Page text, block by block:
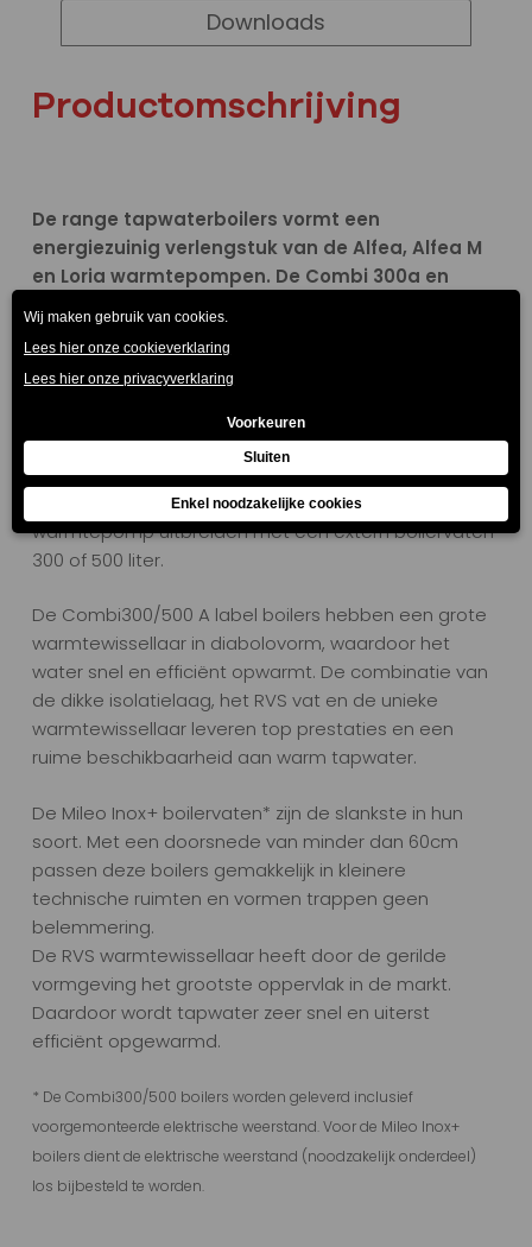
Downloads
Productomschrijving
De range tapwaterboilers vormt een
energiezuinig verlengstuk van de Alfea, Alfea M
en Loria warmtepompen. De Combi 300a en
buitenmaten een sterke oplossing voor de
bestaande bouw.
Atlantic warmtepompen van het type DUO hebben
een intern boilervat van 190 liter voor sanitair warm
water. Wenst u meer opslagcapaciteit, dan kunt u uw
warmtepomp uitbreiden met een extern boilervaten
300 of 500 liter.
De Combi300/500 A label boilers hebben een grote
warmtewissellaar in diabolovorm, waardoor het
water snel en efficiënt opwarmt. De combinatie van
de dikke isolatielaag, het RVS vat en de unieke
warmtewissellaar leveren top prestaties en een
ruime beschikbaarheid aan warm tapwater.
De Mileo Inox+ boilervaten* zijn de slankste in hun
soort. Met een doorsnede van minder dan 60cm
passen deze boilers gemakkelijk in kleinere
technische ruimten en vormen trappen geen
belemmering.
De RVS warmtewissellaar heeft door de gerilde
vormgeving het grootste oppervlak in de markt.
Daardoor wordt tapwater zeer snel en uiterst
efficiënt opgewarmd.
* De Combi300/500 boilers worden geleverd inclusief
voorgemonteerde elektrische weerstand. Voor de Mileo Inox+
boilers dient de elektrische weerstand (noodzakelijk onderdeel)
los bijbesteld te worden.